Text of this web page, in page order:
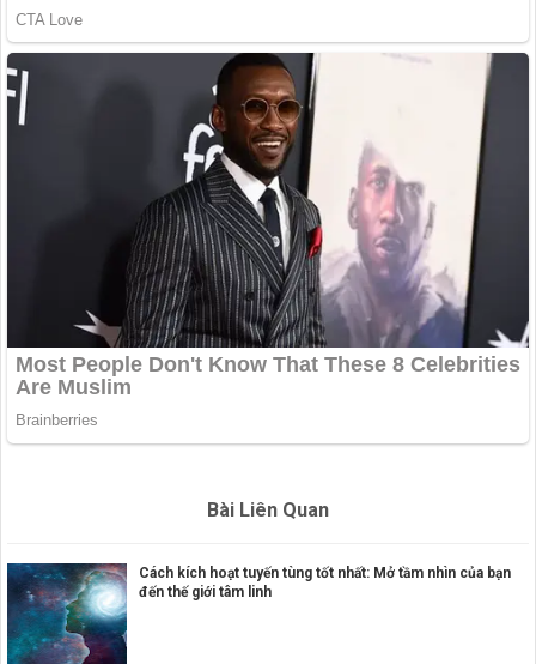
Bài Liên Quan
Cách kích hoạt tuyến tùng tốt nhất: Mở tầm nhìn của bạn
đến thế giới tâm linh